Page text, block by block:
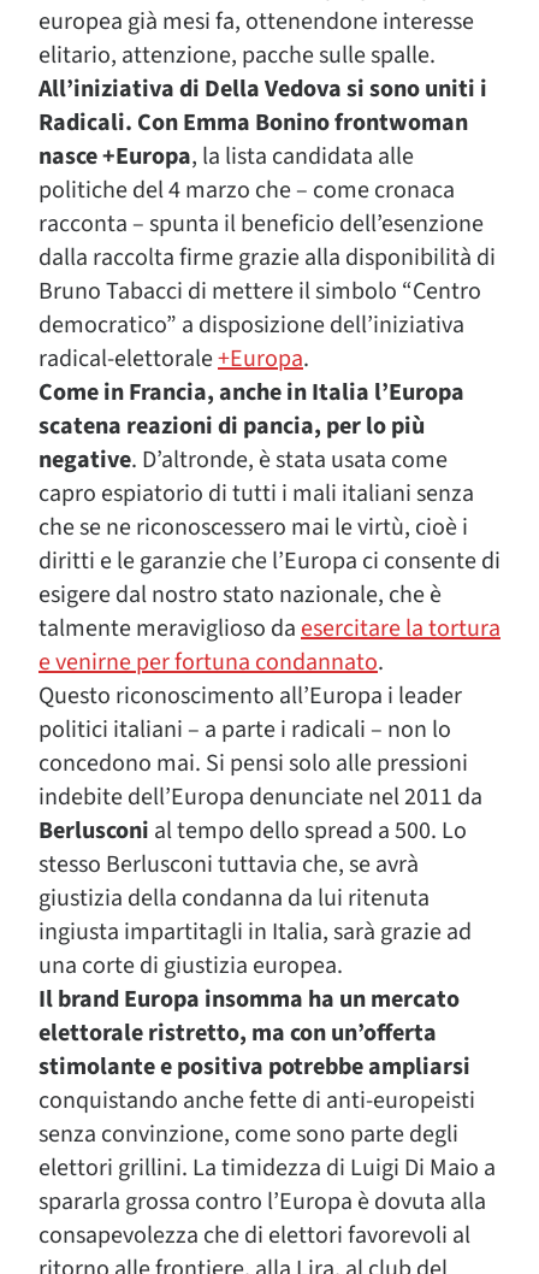
europea già mesi fa, ottenendone interesse
elitario, attenzione, pacche sulle spalle.
All’iniziativa di Della Vedova si sono uniti i
Radicali. Con Emma Bonino frontwoman
nasce +Europa, la lista candidata alle
politiche del 4 marzo che – come cronaca
racconta – spunta il beneficio dell’esenzione
dalla raccolta firme grazie alla disponibilità di
Bruno Tabacci di mettere il simbolo “Centro
democratico” a disposizione dell’iniziativa
radical-elettorale+Europa.
Come in Francia, anche in Italia l’Europa
scatena reazioni di pancia, per lo più
negative. D’altronde, è stata usata come
capro espiatorio di tutti i mali italiani senza
che se ne riconoscessero mai le virtù, cioè i
diritti e le garanzie che l’Europa ci consente di
esigere dal nostro stato nazionale, che è
talmente meraviglioso daesercitare la tortura
e venirne per fortuna condannato.
Questo riconoscimento all’Europa i leader
politici italiani – a parte i radicali – non lo
concedono mai. Si pensi solo alle pressioni
indebite dell’Europa denunciate nel 2011 da
Berlusconi al tempo dello spread a 500. Lo
stesso Berlusconi tuttavia che, se avrà
giustizia della condanna da lui ritenuta
ingiusta impartitagli in Italia, sarà grazie ad
una corte di giustizia europea.
Il brand Europa insomma ha un mercato
elettorale ristretto, ma con un’offerta
stimolante e positiva potrebbe ampliarsi
conquistando anche fette di anti-europeisti
senza convinzione, come sono parte degli
elettori grillini. La timidezza di Luigi Di Maio a
spararla grossa contro l’Europa è dovuta alla
consapevolezza che di elettori favorevoli al